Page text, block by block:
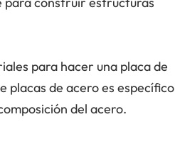
para hacer una placa de
placas de acero es específico
del acero.